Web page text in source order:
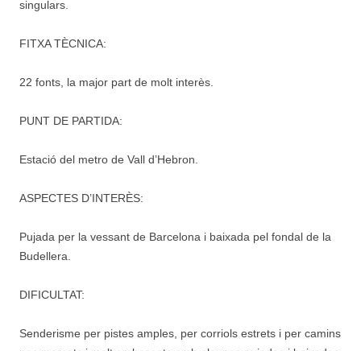
singulars.
FITXA TÈCNICA:
22 fonts, la major part de molt interès.
PUNT DE PARTIDA:
Estació del metro de Vall d’Hebron.
ASPECTES D’INTERÈS:
Pujada per la vessant de Barcelona i baixada pel fondal de la
Budellera.
DIFICULTAT:
Senderisme per pistes amples, per corriols estrets i per camins